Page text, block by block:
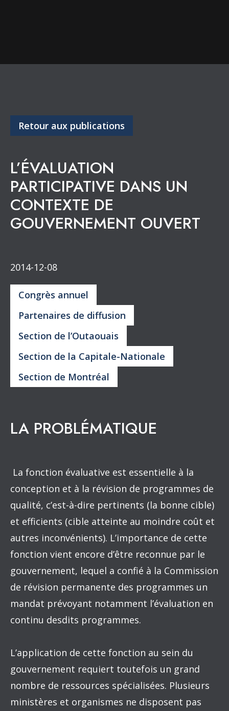
Retour aux publications
L’ÉVALUATION
PARTICIPATIVE DANS UN
CONTEXTE DE
GOUVERNEMENT OUVERT
2014-12-08
Congrès annuel
Partenaires de diffusion
Section de l’Outaouais
Section de la Capitale-Nationale
Section de Montréal
LA PROBLÉMATIQUE
La fonction évaluative est essentielle à la
conception et à la révision de programmes de
qualité, c’est-à-dire pertinents (la bonne cible)
et efficients (cible atteinte au moindre coût et
autres inconvénients). L’importance de cette
fonction vient encore d’être reconnue par le
gouvernement, lequel a confié à la Commission
de révision permanente des programmes un
mandat prévoyant notamment l’évaluation en
continu desdits programmes.
L’application de cette fonction au sein du
gouvernement requiert toutefois un grand
nombre de ressources spécialisées. Plusieurs
ministères et organismes ne disposent pas